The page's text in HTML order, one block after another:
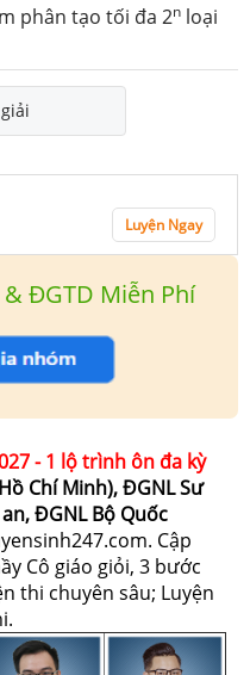
phân tạo tối đa 2n loại
Luyện Ngay
ĐGTD Miễn Phí
- 1 lộ trình ôn đa kỳ
Chí Minh), ĐGNL Sư
ĐGNL Bộ Quốc
Cập
Cô giáo giỏi, 3 bước
thi chuyên sâu; Luyện